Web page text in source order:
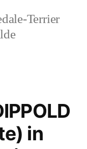
Terrier
in